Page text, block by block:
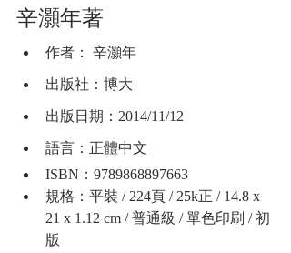
辛灝年著
作者： 辛灝年
出版社：博大
出版日期：2014/11/12
語言：正體中文
ISBN：9789868897663
規格：平裝 / 224頁 / 25k正 / 14.8 x
21 x 1.12 cm / 普通級 / 單色印刷 / 初
版